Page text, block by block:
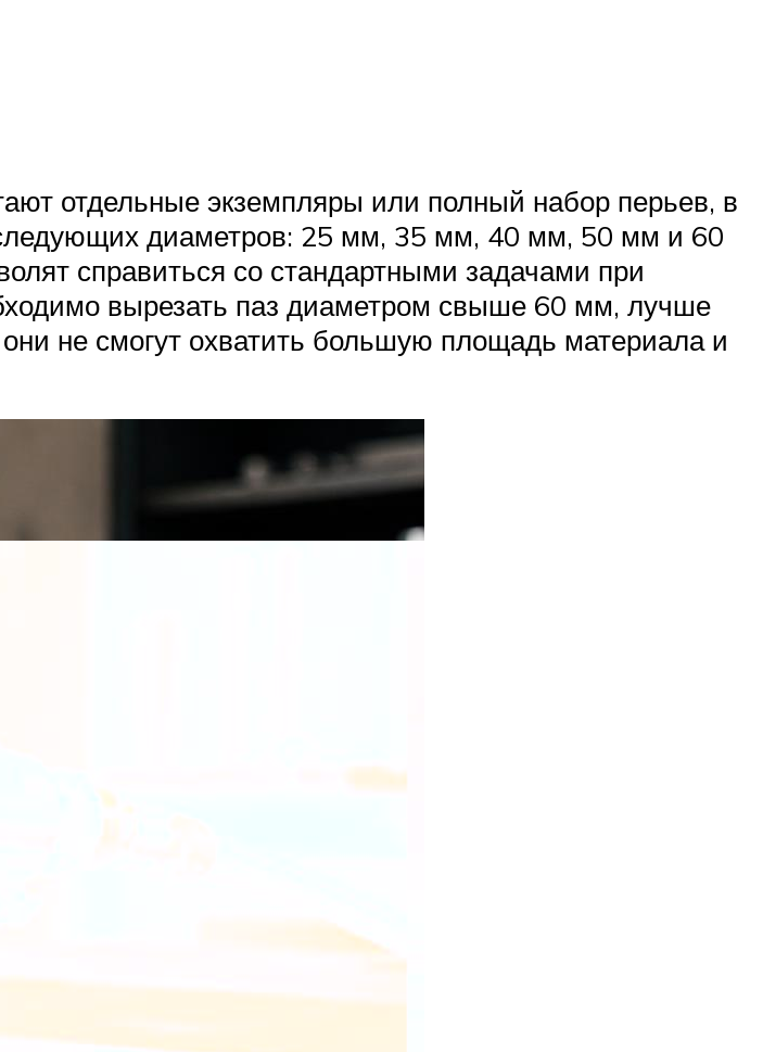
отдельные экземпляры или полный набор перьев, в
диаметров: 25 мм, 35 мм, 40 мм, 50 мм и 60
справиться со стандартными задачами при
вырезать паз диаметром свыше 60 мм, лучше
они не смогут охватить большую площадь материала и